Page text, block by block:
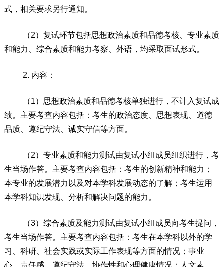
式，相关要求另行通知。
（2） 复试环节包括思想政治素质和品德考核、专业素质
和能力、综合素质和能力考察、外语，均采取面试形式。
2. 内容：
（1） 思想政治素质和品德考核单独进行，不计入复试成
绩。主要考查内容包括：考生的政治态度、思想表现、道德
品质、遵纪守法、诚实守信等方面。
（2） 专业素质和能力测试由复试小组成员组织进行，考
生当场作答。主要考查内容包括：考生的创新精神和能力；
本专业的发展潜力以及对本学科发展动态的了解；考生运用
本学科知识发现、分析和解决问题的能力。
（3） 综合素质及能力测试由复试小组成员向考生提问，
考生当场作答。主要考查内容包括：考生在本学科以外的学
习、科研、社会实践或实际工作表现等方面的情况；事业
心、责任感、遵纪守法、协作性和心理健康情况；人文素